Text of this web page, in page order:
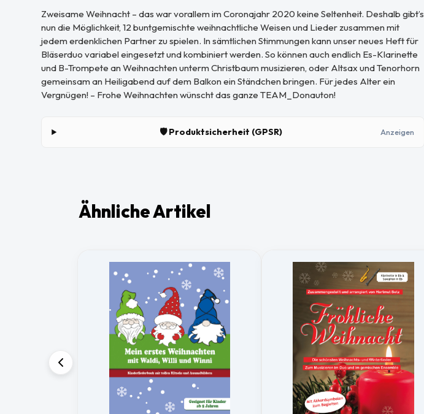
Zweisame Weihnacht – das war vorallem im Coronajahr 2020 keine Seltenheit. Deshalb gibt’s
nun die Möglichkeit, 12 buntgemischte weihnachtliche Weisen und Lieder zusammen mit
jedem erdenklichen Partner zu spielen. In sämtlichen Stimmungen kann unser neues Heft für
Bläserduo variabel eingesetzt und kombiniert werden. So können auch endlich Es-Klarinette
und B-Trompete an Weihnachten unterm Christbaum musizieren, oder Altsax und Tenorhorn
gemeinsam an Heiligabend auf dem Balkon ein Ständchen bringen. Für jedes Alter ein
Vergnügen! – Frohe Weihnachten wünscht das ganze TEAM_Donauton!
🛡️ Produktsicherheit (GPSR) Anzeigen
Ähnliche Artikel